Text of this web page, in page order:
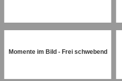
Momente im Bild - Frei schwebend